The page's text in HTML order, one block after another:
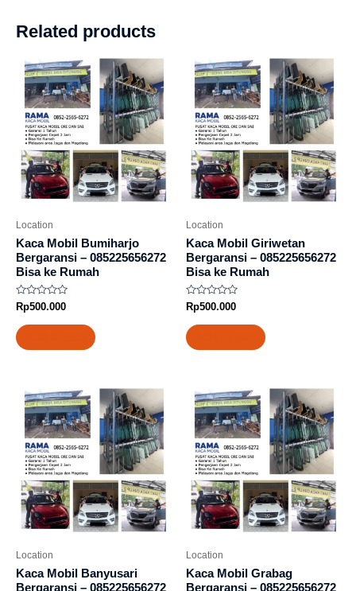
Related products
Location
Kaca Mobil Bumiharjo
Bergaransi – 085225656272
Bisa ke Rumah
Rated
0
out
of
5
Rp500.000
Location
Kaca Mobil Giriwetan
Bergaransi – 085225656272
Bisa ke Rumah
Rated
0
out
of
5
Rp500.000
Location
Kaca Mobil Banyusari
Bergaransi – 085225656272
Location
Kaca Mobil Grabag
Bergaransi – 085225656272